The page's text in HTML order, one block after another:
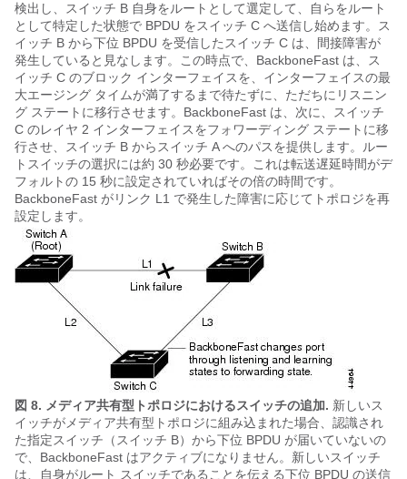
検出し、スイッチ B 自身をルートとして選定して、自らをルート
として特定した状態で BPDU をスイッチ C へ送信し始めます。ス
イッチ B から下位 BPDU を受信したスイッチ C は、間接障害が
発生していると見なします。この時点で、BackboneFast は、ス
イッチ C のブロック インターフェイスを、インターフェイスの最
大エージング タイムが満了するまで待たずに、ただちにリスニン
グ ステートに移行させます。BackboneFast は、次に、スイッチ
C のレイヤ 2 インターフェイスをフォワーディング ステートに移
行させ、スイッチ B からスイッチ A へのパスを提供します。ルー
トスイッチの選択には約 30 秒必要です。これは転送遅延時間がデ
フォルトの 15 秒に設定されていればその倍の時間です。
BackboneFast がリンク L1 で発生した障害に応じてトポロジを再
設定します。
図 8. メディア共有型トポロジにおけるスイッチの追加. 新しいス
イッチがメディア共有型トポロジに組み込まれた場合、認識され
た指定スイッチ（スイッチ B）から下位 BPDU が届いていないの
で、BackboneFast はアクティブになりません。新しいスイッチ
は、自身がルート スイッチであることを伝える下位 BPDU の送信